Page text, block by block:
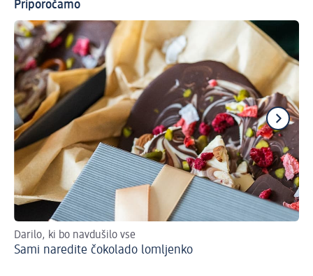
Priporočamo
Darilo, ki bo navdušilo vse
Sami naredite čokolado lomljenko